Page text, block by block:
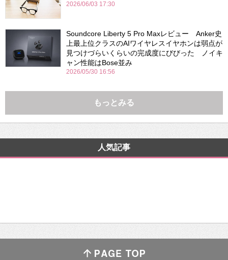
2026/06/03 17:30
Soundcore Liberty 5 Pro Maxレビュー Anker史
上最上位クラスのAIワイヤレスイヤホンは弱点が
見つけづらいくらいの完成度にびびった ノイキ
ャン性能はBose並み
2026/05/30 16:56
もっとみる
人気記事